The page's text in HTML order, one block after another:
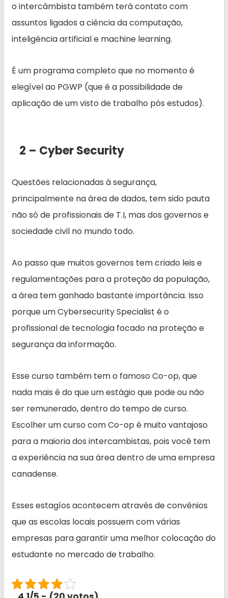
o intercâmbista também terá contato com
assuntos ligados a ciência da computação,
inteligência artificial e machine learning.
É um programa completo que no momento é
elegível ao PGWP (que é a possibilidade de
aplicação de um visto de trabalho pós estudos).
2 – Cyber Security
Questões relacionadas à segurança,
principalmente na área de dados, tem sido pauta
não só de profissionais de T.I, mas dos governos e
sociedade civil no mundo todo.
Ao passo que muitos governos tem criado leis e
regulamentações para a proteção da população,
a área tem ganhado bastante importância. Isso
porque um Cybersecurity Specialist é o
profissional de tecnologia focado na proteção e
segurança da informação.
Esse curso também tem o famoso Co-op, que
nada mais é do que um estágio que pode ou não
ser remunerado, dentro do tempo de curso.
Escolher um curso com Co-op é muito vantajoso
para a maioria dos intercambistas, pois você tem
a experiência na sua área dentro de uma empresa
canadense.
Esses estagíos acontecem através de convênios
que as escolas locais possuem com várias
empresas para garantir uma melhor colocação do
estudante no mercado de trabalho.